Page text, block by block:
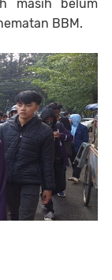
masih belum
BBM.